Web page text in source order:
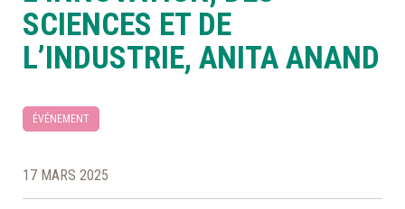
SCIENCES ET DE
L’INDUSTRIE, ANITA ANAND
ÉVÉNEMENT
17 MARS 2025